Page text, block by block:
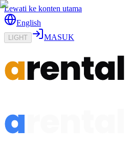
Lewati ke konten utama
English
LIGHT MASUK